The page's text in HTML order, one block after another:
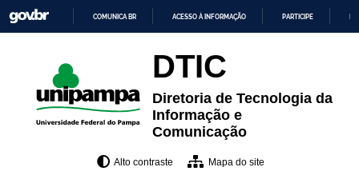
para
o
O
CONTEÚDO
COMUNICA BR ACESSO À INFORMAÇÃO PARTICIPE
DTIC
Diretoria de Tecnologia da
Informação e
Comunicação
Alto contraste Mapa do site